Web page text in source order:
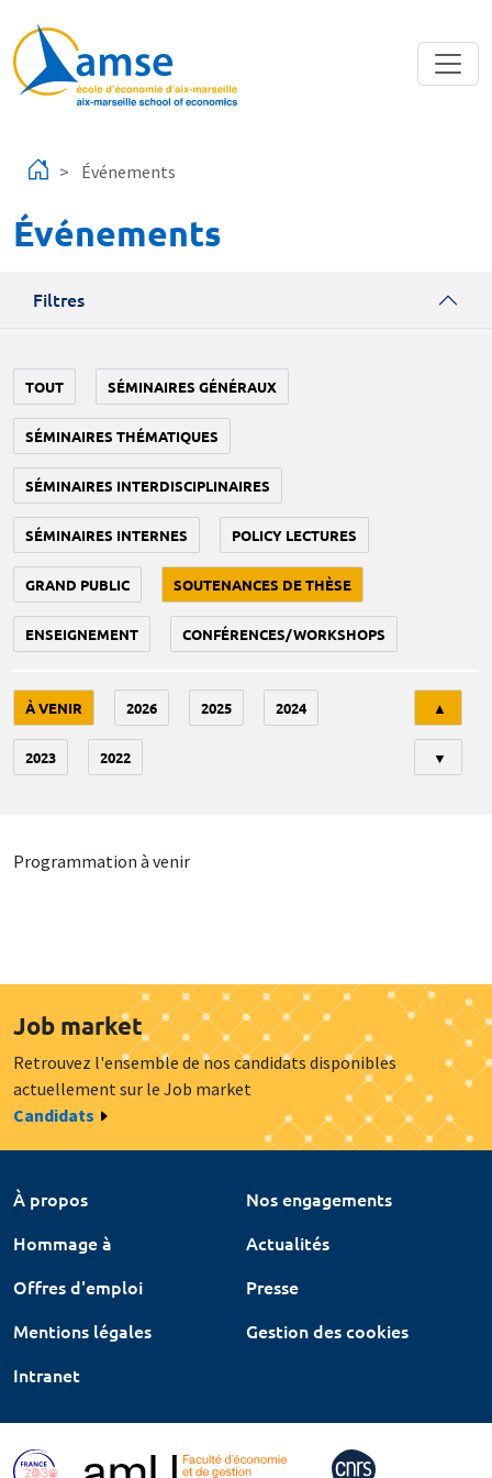
Événements
Événements
Filtres
TOUT SÉMINAIRES GÉNÉRAUX
SÉMINAIRES THÉMATIQUES
SÉMINAIRES INTERDISCIPLINAIRES
SÉMINAIRES INTERNES POLICY LECTURES
GRAND PUBLIC SOUTENANCES DE THÈSE
ENSEIGNEMENT CONFÉRENCES/WORKSHOPS
À VENIR 2026 2025 2024
2023 2022
▲
▼
Programmation à venir
Job market
Retrouvez l'ensemble de nos candidats disponibles
actuellement sur le Job market
Candidats
À propos
Nos engagements
Hommage à
Actualités
Offres d'emploi
Presse
Mentions légales
Gestion des cookies
Intranet